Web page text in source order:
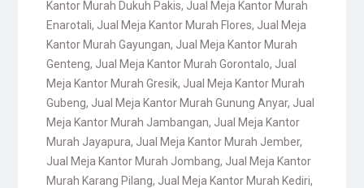
Kantor Murah Dukuh Pakis, Jual Meja Kantor Murah
Enarotali, Jual Meja Kantor Murah Flores, Jual Meja
Kantor Murah Gayungan, Jual Meja Kantor Murah
Genteng, Jual Meja Kantor Murah Gorontalo, Jual
Meja Kantor Murah Gresik, Jual Meja Kantor Murah
Gubeng, Jual Meja Kantor Murah Gunung Anyar, Jual
Meja Kantor Murah Jambangan, Jual Meja Kantor
Murah Jayapura, Jual Meja Kantor Murah Jember,
Jual Meja Kantor Murah Jombang, Jual Meja Kantor
Murah Karang Pilang, Jual Meja Kantor Murah Kediri,